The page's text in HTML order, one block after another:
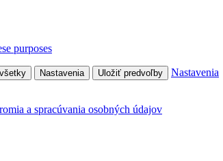
purposes
Nastavenia Uložiť predvoľby Nastavenia
a spracúvania osobných údajov